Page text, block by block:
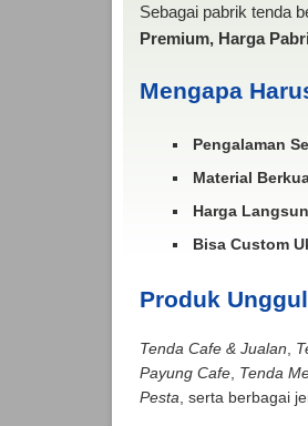
Sebagai pabrik tenda
Premium, Harga
Mengapa
Pengalaman
Material
Harga
Bisa Custom
Produk
Tenda Cafe & Jualan
Payung Cafe, Tenda
Pesta , serta berbagai